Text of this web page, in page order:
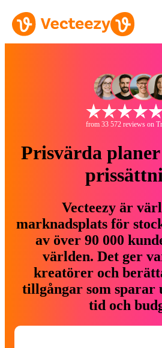
from 33 572 reviews on
Prisvärda
Vecteezy är
marknadsplats för
av över 90 000
världen. Det ger
kreatörer och
tillgångar som sparar
tid och